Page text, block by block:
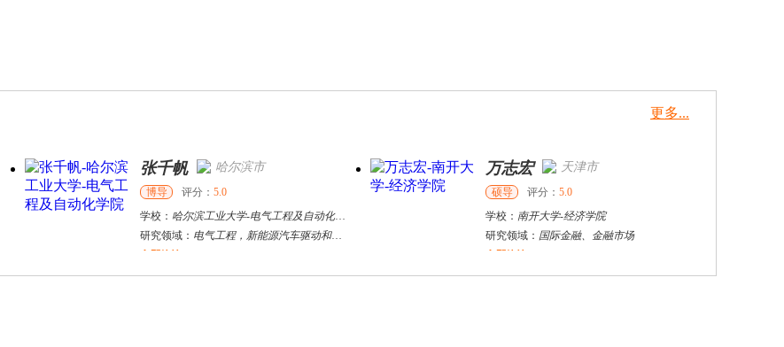
更多...
张千帆 哈尔滨市
博导 评分： 5.0
学校： 哈尔滨工业大学-电气工程及自动化学院
研究领域： 电气工程，新能源汽车驱动和充电
立即咨询
万志宏 天津市
硕导 评分： 5.0
学校： 南开大学-经济学院
研究领域： 国际金融、金融市场
立即咨询
何斌锋 苏州市 杜** 黄浦区